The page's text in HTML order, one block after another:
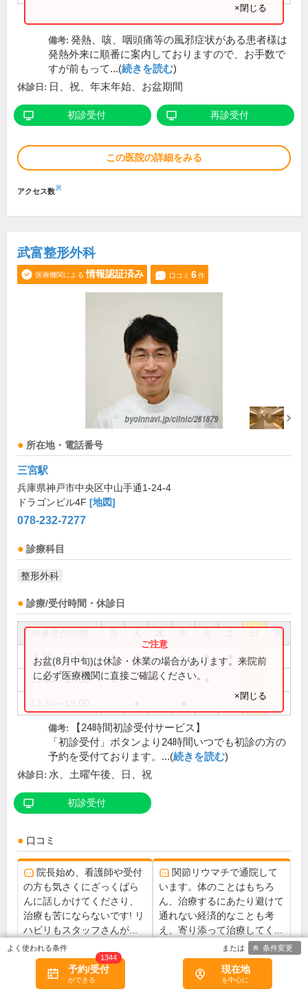
×閉じる
備考: 発熱、咳、咽頭痛等の風邪症状がある患者様は
発熱外来に順番に案内しておりますので、お手数で
すが前もって...(続きを読む)
休診日: 日、祝、年末年始、お盆期間
初診受付 再診受付
この医院の詳細をみる
アクセス数※
武富整形外科
医療機関による 情報認証済み 口コミ 6件
所在地・電話番号
三宮駅
兵庫県神戸市中央区中山手通1-24-4
ドラゴンビル4F [地図]
078-232-7277
診療科目
整形外科
診療/受付時間・休診日
祝
8:30～12:00 ● ● ● ●
13:30～17:00 ●
お盆(8月中旬)は休診・休業の場合があります。来院前
に必ず医療機関に直接ご確認ください。
×閉じる
備考:
【24時間初診受付サービス】
「初診受付」ボタンより24時間いつでも初診の方の
予約を受付ております。...(続きを読む)
休診日: 水、土曜午後、日、祝
初診受付
口コミ
院長始め、看護師や受付
の方も気さくにざっくばら
んに話しかけてくださり、
治療も苦にならないです! リ
ハビリもスタッフさんが...
もっと読む
関節リウマチで通院して
います。体のことはもちろ
ん、治療するにあたり避けて
通れない経済的なことも考
え、寄り添って治療してく...
この医院の詳細をみる
予約/受付
1344
現在地
条件変更